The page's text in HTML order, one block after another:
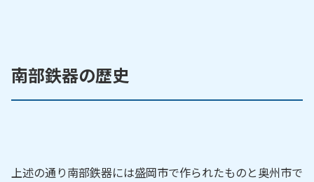
南部鉄器の歴史
上述の通り南部鉄器には盛岡市で作られたものと奥州市で